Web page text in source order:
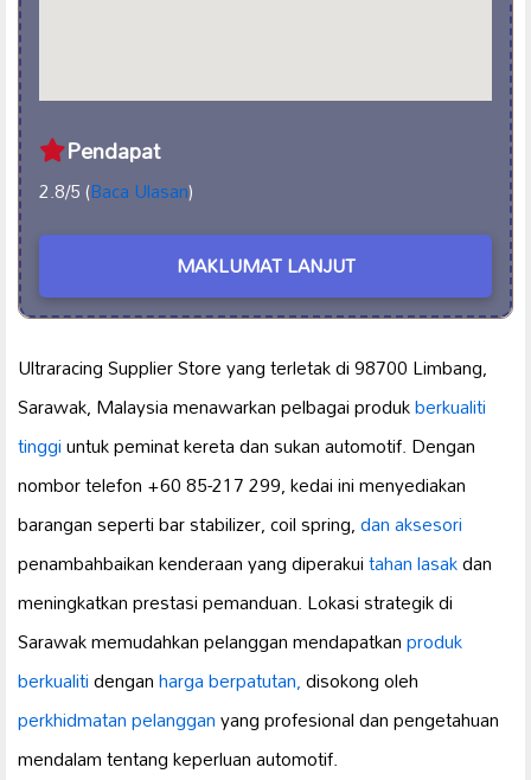
Pendapat
2.8/5 (Baca Ulasan)
MAKLUMAT LANJUT
Ultraracing Supplier Store yang terletak di 98700 Limbang,
Sarawak, Malaysia menawarkan pelbagai produkberkualiti
tinggiuntuk peminat kereta dan sukan automotif. Dengan
nombor telefon +60 85-217 299, kedai ini menyediakan
barangan seperti bar stabilizer, coil spring,dan aksesori
penambahbaikan kenderaan yang diperakuitahan lasakdan
meningkatkan prestasi pemanduan. Lokasi strategik di
Sarawak memudahkan pelanggan mendapatkanproduk
berkualitidenganharga berpatutan,disokong oleh
perkhidmatan pelangganyang profesional dan pengetahuan
mendalam tentang keperluan automotif.